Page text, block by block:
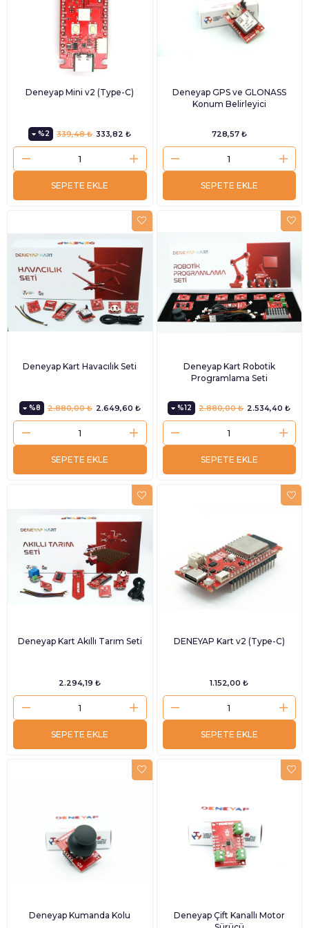
Deneyap Mini v2 (Type-C)
%2 333,82 ₺
339,48 ₺
SEPETE EKLE
Deneyap GPS ve GLONASS
Konum Belirleyici
728,57 ₺
SEPETE EKLE
Deneyap Kart Havacılık Seti
%8 2.649,60 ₺
2.880,00 ₺
SEPETE EKLE
Deneyap Kart Robotik
Programlama Seti
%12 2.534,40 ₺
2.880,00 ₺
SEPETE EKLE
Deneyap Kart Akıllı Tarım Seti
2.294,19 ₺
SEPETE EKLE
DENEYAP Kart v2 (Type-C)
1.152,00 ₺
SEPETE EKLE
Deneyap Kumanda Kolu
Deneyap Çift Kanallı Motor